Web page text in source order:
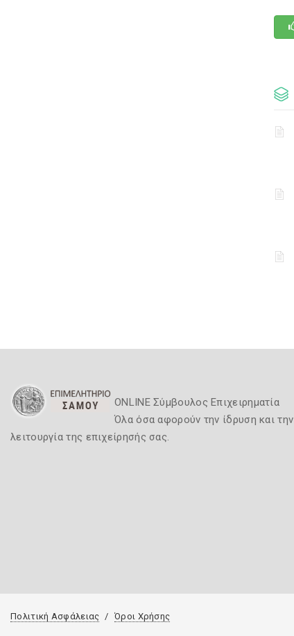
ONLINE Σύμβουλος Επιχειρηματία
Όλα όσα αφορούν την ίδρυση και την
λειτουργία της επιχείρησής σας.
Πολιτική Ασφάλειας Όροι Χρήσης